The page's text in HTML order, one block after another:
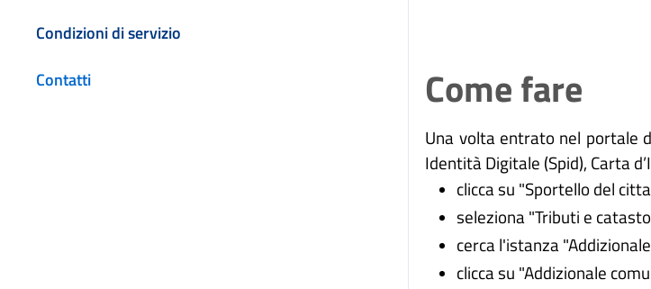
Condizioni di servizio
Contatti
Come fare
Una volta entrato nel portale
Identità Digitale (Spid), Carta
clicca su "Sportello del
seleziona "Tributi e
cerca l'istanza
clicca su "Addizionale